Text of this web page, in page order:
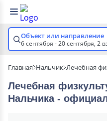
Объект или направление
6 сентября - 20 сентября, 2
Главная Нальчик Лечебная
Лечебная
Нальчика -